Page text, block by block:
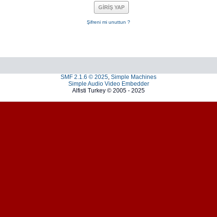
Şifreni mi unuttun ?
SMF 2.1.6 © 2025, Simple Machines
Simple Audio Video Embedder
Alfisti Turkey © 2005 - 2025